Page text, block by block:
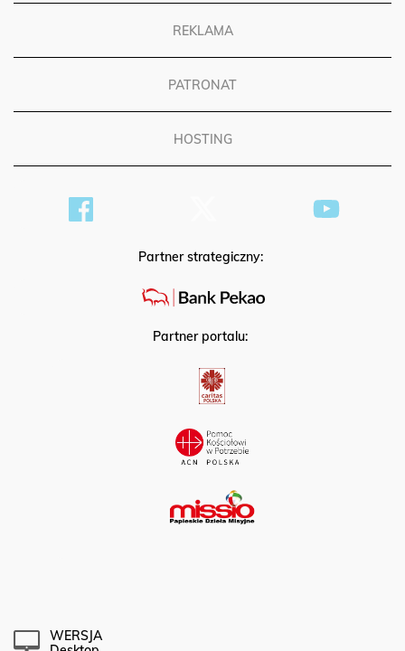
REKLAMA
PATRONAT
HOSTING
Partner strategiczny:
Partner portalu:
WERSJA